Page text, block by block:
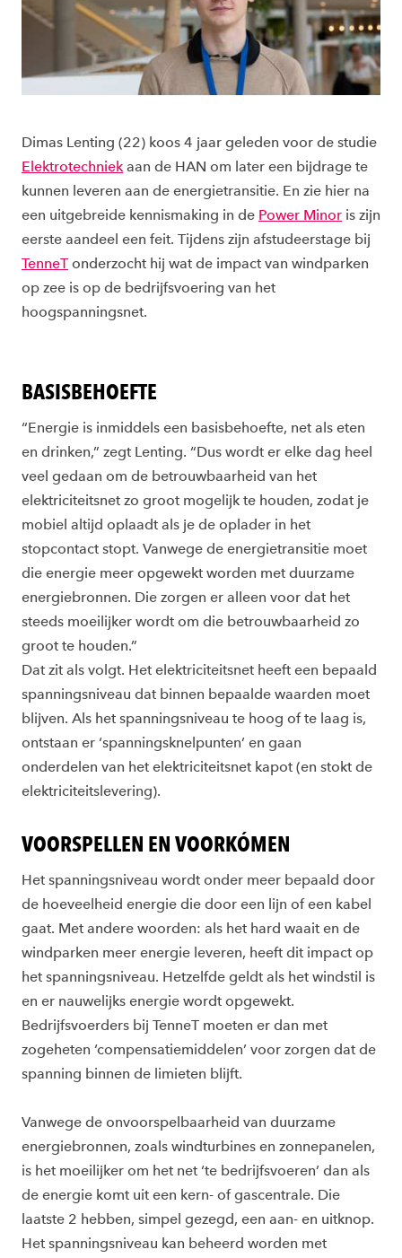
Dimas Lenting (22) koos 4 jaar geleden voor de studie
Elektrotechniek aan de HAN om later een bijdrage te
kunnen leveren aan de energietransitie. En zie hier na
een uitgebreide kennismaking in de Power Minor is zijn
eerste aandeel een feit. Tijdens zijn afstudeerstage bij
TenneT onderzocht hij wat de impact van windparken
op zee is op de bedrijfsvoering van het
hoogspanningsnet.
BASISBEHOEFTE
“Energie is inmiddels een basisbehoefte, net als eten
en drinken,” zegt Lenting. “Dus wordt er elke dag heel
veel gedaan om de betrouwbaarheid van het
elektriciteitsnet zo groot mogelijk te houden, zodat je
mobiel altijd oplaadt als je de oplader in het
stopcontact stopt. Vanwege de energietransitie moet
die energie meer opgewekt worden met duurzame
energiebronnen. Die zorgen er alleen voor dat het
steeds moeilijker wordt om die betrouwbaarheid zo
groot te houden.”
Dat zit als volgt. Het elektriciteitsnet heeft een bepaald
spanningsniveau dat binnen bepaalde waarden moet
blijven. Als het spanningsniveau te hoog of te laag is,
ontstaan er ‘spanningsknelpunten’ en gaan
onderdelen van het elektriciteitsnet kapot (en stokt de
elektriciteitslevering).
VOORSPELLEN EN VOORKÓMEN
Het spanningsniveau wordt onder meer bepaald door
de hoeveelheid energie die door een lijn of een kabel
gaat. Met andere woorden: als het hard waait en de
windparken meer energie leveren, heeft dit impact op
het spanningsniveau. Hetzelfde geldt als het windstil is
en er nauwelijks energie wordt opgewekt.
Bedrijfsvoerders bij TenneT moeten er dan met
zogeheten ‘compensatiemiddelen’ voor zorgen dat de
spanning binnen de limieten blijft.
Vanwege de onvoorspelbaarheid van duurzame
energiebronnen, zoals windturbines en zonnepanelen,
is het moeilijker om het net ‘te bedrijfsvoeren’ dan als
de energie komt uit een kern- of gascentrale. Die
laatste 2 hebben, simpel gezegd, een aan- en uitknop.
Het spanningsniveau kan beheerd worden met